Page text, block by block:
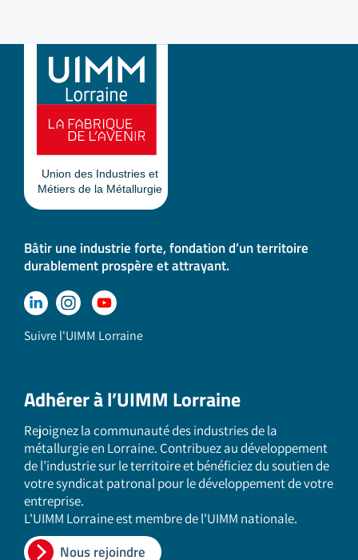
Bâtir une industrie forte, fondation d’un territoire
durablement prospère et attrayant.
Suivre l'UIMM Lorraine
Adhérer à l’UIMM Lorraine
Rejoignez la communauté des industries de la
métallurgie en Lorraine. Contribuez au développement
de l’industrie sur le territoire et bénéficiez du soutien de
votre syndicat patronal pour le développement de votre
entreprise.
L'UIMM Lorraine est membre de l'UIMM nationale.
Nous rejoindre